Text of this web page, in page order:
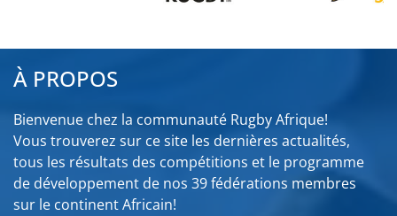
À PROPOS
Bienvenue chez la communauté Rugby Afrique!
Vous trouverez sur ce site les dernières actualités,
tous les résultats des compétitions et le programme
de développement de nos 39 fédérations membres
sur le continent Africain!